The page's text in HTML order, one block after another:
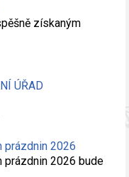
získaným
ÚŘAD
prázdnin 2026
prázdnin 2026 bude